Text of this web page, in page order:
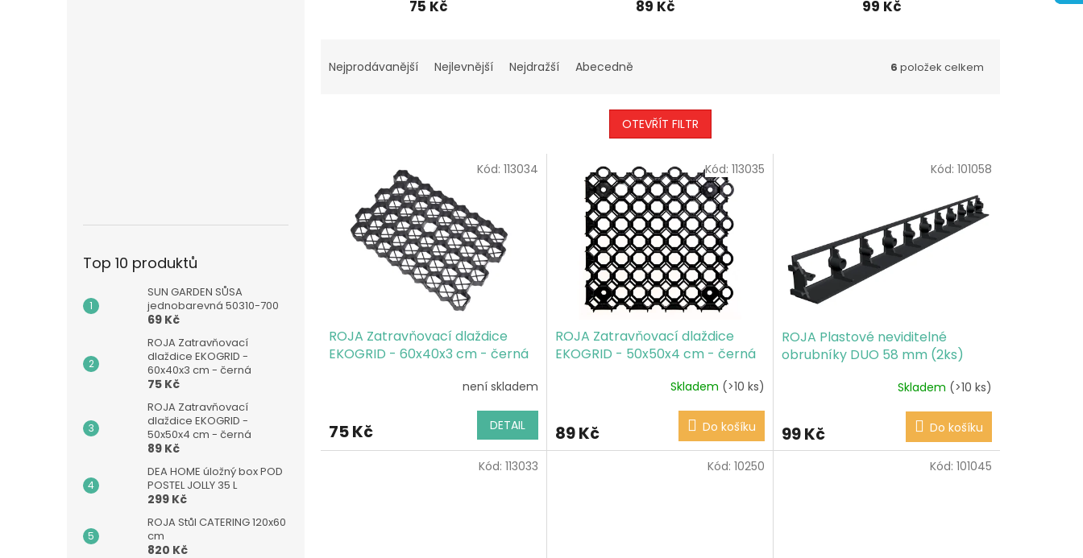
Top 10 produktů
SUN GARDEN SŮSA
jednobarevná 50310-700
69 Kč
ROJA Zatravňovací
dlaždice EKOGRID -
60x40x3 cm - černá
75 Kč
ROJA Zatravňovací
dlaždice EKOGRID -
50x50x4 cm - černá
89 Kč
DEA HOME úložný box POD
POSTEL JOLLY 35 L
299 Kč
ROJA Stůl CATERING 120x60
cm
820 Kč
75 Kč 89 Kč 99 Kč
aNejprodávanější Nejlevnější Nejdražší Abecedně 6 položek celkem
OTEVŘÍT FILTR
ROJA Zatravňovací dlaždice
EKOGRID - 60x40x3 cm - černá
není skladem
75 Kč DETAIL
Kód: 113034
ROJA Zatravňovací dlaždice
EKOGRID - 50x50x4 cm - černá
Skladem (>10 ks)
89 Kč Do košíku
Kód: 113035
ROJA Plastové neviditelné
obrubníky DUO 58 mm (2ks)
Skladem (>10 ks)
99 Kč Do košíku
Kód: 101058
Kód: 113033 Kód: 10250 Kód: 101045